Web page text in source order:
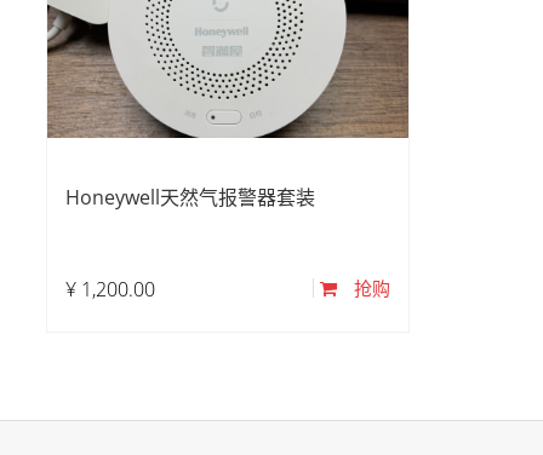
Honeywell天然气报警器套装
¥ 1,200.00 抢购